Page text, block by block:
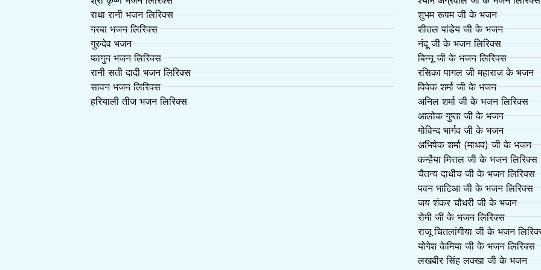
राधा रानी भजन लिरिक्स
गरबा भजन लिरिक्स
गुरुदेव भजन
फागुन भजन लिरिक्स
रानी सती दादी भजन लिरिक्स
सावन भजन लिरिक्स
हरियाली तीज भजन लिरिक्स
शुभम रूपम जी के भजन
शीतल पांडेय जी के भजन
नंदू जी के भजन लिरिक्स
बिन्नू जी के भजन लिरिक्स
रसिका पागल जी महाराज के भजन
विवेक शर्मा जी के भजन
अनिल शर्मा जी के भजन लिरिक्स
आलोक गुप्ता जी के भजन
गोविन्द भार्गव जी के भजन
अभिषेक शर्मा (माधव) जी के भजन
कन्हैया मित्तल जी के भजन लिरिक्स
चैतन्य दाधीच जी के भजन लिरिक्स
पवन भाटिआ जी के भजन लिरिक्स
जय शंकर चौधरी जी के भजन
रोमी जी के भजन लिरिक्स
राजू चितलांगीया जी के भजन
योगेश केमिया जी के भजन लिरिक्स
लखबीर सिंह लक्खा जी के भजन